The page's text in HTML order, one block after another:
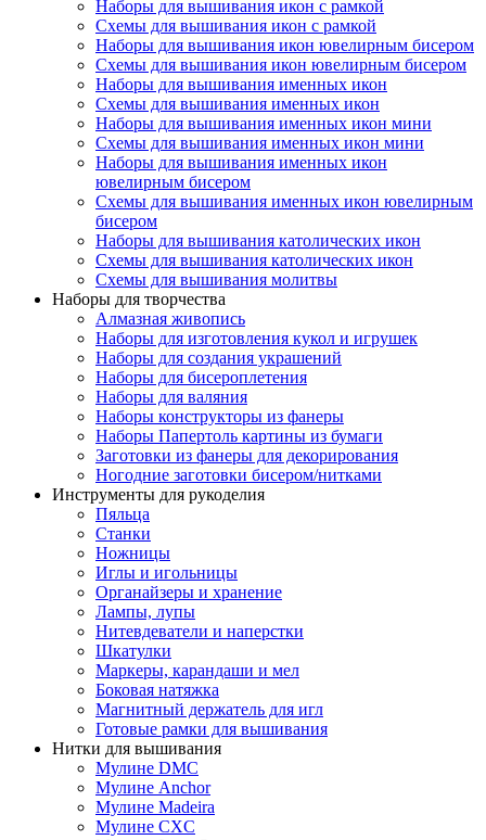
Наборы для вышивания икон с рамкой
Схемы для вышивания икон с рамкой
Наборы для вышивания икон ювелирным бисером
Схемы для вышивания икон ювелирным бисером
Наборы для вышивания именных икон
Схемы для вышивания именных икон
Наборы для вышивания именных икон мини
Схемы для вышивания именных икон мини
Наборы для вышивания именных икон
ювелирным бисером
Схемы для вышивания именных икон ювелирным
бисером
Наборы для вышивания католических икон
Схемы для вышивания католических икон
Схемы для вышивания молитвы
Наборы для творчества
Алмазная живопись
Наборы для изготовления кукол и игрушек
Наборы для создания украшений
Наборы для бисероплетения
Наборы для валяния
Наборы конструкторы из фанеры
Наборы Папертоль картины из бумаги
Заготовки из фанеры для декорирования
Ногодние заготовки бисером/нитками
Инструменты для рукоделия
Пяльца
Станки
Ножницы
Иглы и игольницы
Органайзеры и хранение
Лампы, лупы
Нитевдеватели и наперстки
Шкатулки
Маркеры, карандаши и мел
Боковая натяжка
Магнитный держатель для игл
Готовые рамки для вышивания
Нитки для вышивания
Мулине DMC
Мулине Anchor
Мулине Madeira
Мулине CXC